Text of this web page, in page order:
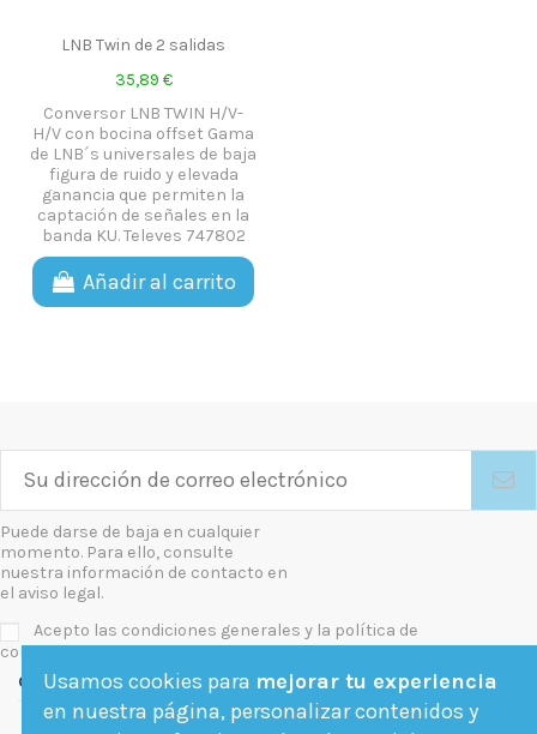
LNB Twin de 2 salidas
35,89 €
Conversor LNB TWIN H/V-
H/V con bocina offset Gama
de LNB´s universales de baja
figura de ruido y elevada
ganancia que permiten la
captación de señales en la
banda KU. Televes 747802
Añadir al carrito
Puede darse de baja en cualquier
momento. Para ello, consulte
nuestra información de contacto en
el aviso legal.
Acepto las condiciones generales y la política de
confidencialidad
Contact us
Usamos cookies para mejorar tu experiencia
en nuestra página, personalizar contenidos y